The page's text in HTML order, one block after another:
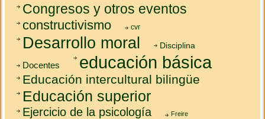
Congresos y otros eventos
constructivismo cvr
Desarrollo moral Disciplina
Docentes educación básica
Educación intercultural bilingüe
Educación superior
Ejercicio de la psicología Freire